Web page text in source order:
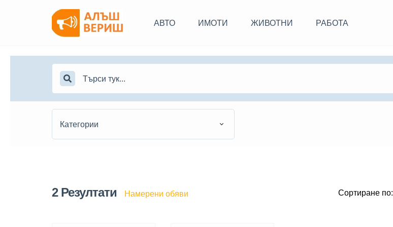
АВТО ИМОТИ ЖИВОТНИ РАБОТА
Категории
2 Резултати Намерени обяви Сортиране по: